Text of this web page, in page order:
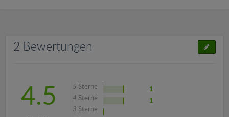
2 Bewertungen
4.5 5 Sterne
1
4 Sterne
1
3 Sterne